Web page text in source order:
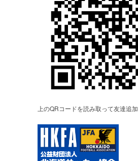
上のQRコードを読み取って友達追